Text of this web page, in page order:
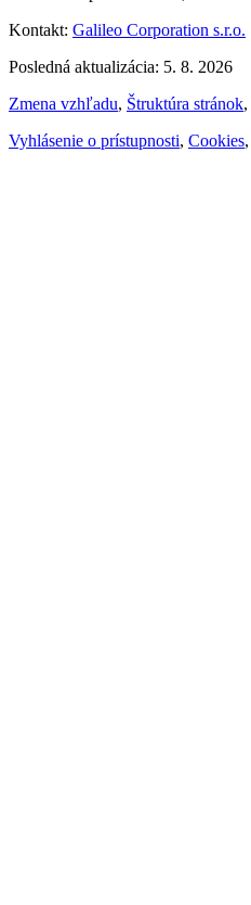
Kontakt: Galileo Corporation s.r.o.
Posledná aktualizácia: 5. 8. 2026
Zmena vzhľadu, Štruktúra stránok,
Vyhlásenie o prístupnosti, Cookies,